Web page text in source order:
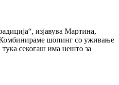
изјавува Мартина,
шопинг со уживање
секогаш има нешто за